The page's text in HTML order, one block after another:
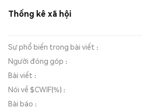
Thống kê xã hội
Sự phổ biến trong bài viết :
Người đóng góp :
Bài viết :
Nói về $CWIF(%) :
Bài báo :